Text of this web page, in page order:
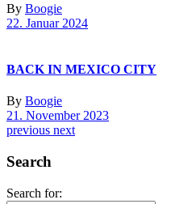
By Boogie
22. Januar 2024
BACK IN MEXICO CITY
By Boogie
21. November 2023
previous next
Search
Search for: